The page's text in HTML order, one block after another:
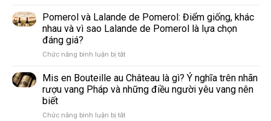
vang
phổ
thế
Và
Sparkling
Wine
Nhau
Thế
Nào?
So
Pomerol và Lalande de Pomerol: Điểm giống, khác
nhau và vì sao Lalande de Pomerol là lựa chọn
đáng giá?
Chức năng bình luận bị tắtở
và
Lalande
de
Điểm
Mis en Bouteille au Château là gì? Ý nghĩa trên nhãn
rượu vang Pháp và những điều người yêu vang nên
biết
Chức năng bình luận bị tắtở